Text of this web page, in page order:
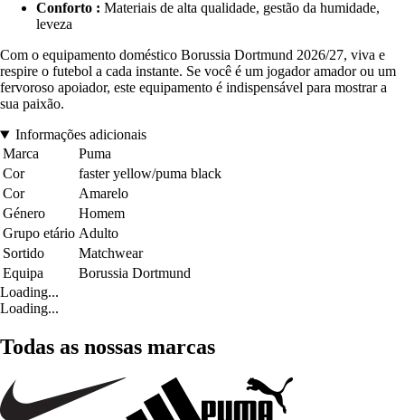
Conforto : Materiais de alta qualidade, gestão da humidade,
leveza
Com o equipamento doméstico Borussia Dortmund 2026/27, viva e
respire o futebol a cada instante. Se você é um jogador amador ou um
fervoroso apoiador, este equipamento é indispensável para mostrar a
sua paixão.
Informações adicionais
Marca
Puma
Cor
faster yellow/puma black
Cor
Amarelo
Género
Homem
Grupo etário Adulto
Sortido
Matchwear
Equipa
Borussia Dortmund
Loading...
Loading...
Todas as nossas marcas